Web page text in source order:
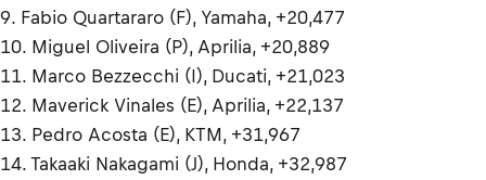
9. Fabio Quartararo (F), Yamaha, +20,477
10. Miguel Oliveira (P), Aprilia, +20,889
11. Marco Bezzecchi (I), Ducati, +21,023
12. Maverick Vinales (E), Aprilia, +22,137
13. Pedro Acosta (E), KTM, +31,967
14. Takaaki Nakagami (J), Honda, +32,987